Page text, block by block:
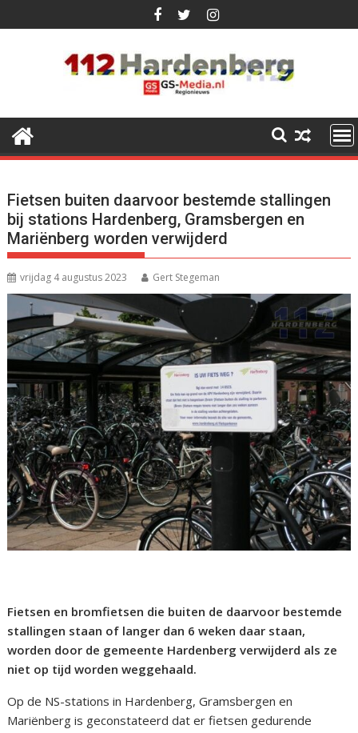
naar
Fietsen buiten daarvoor bestemde stallingen
bij stations Hardenberg, Gramsbergen en
Mariënberg worden verwijderd
vrijdag 4 augustus 2023 Gert Stegeman
Fietsen en bromfietsen die buiten de daarvoor bestemde
stallingen staan of langer dan 6 weken daar staan,
worden door de gemeente Hardenberg verwijderd als ze
niet op tijd worden weggehaald.
Op de NS-stations in Hardenberg, Gramsbergen en
Mariënberg is geconstateerd dat er fietsen gedurende